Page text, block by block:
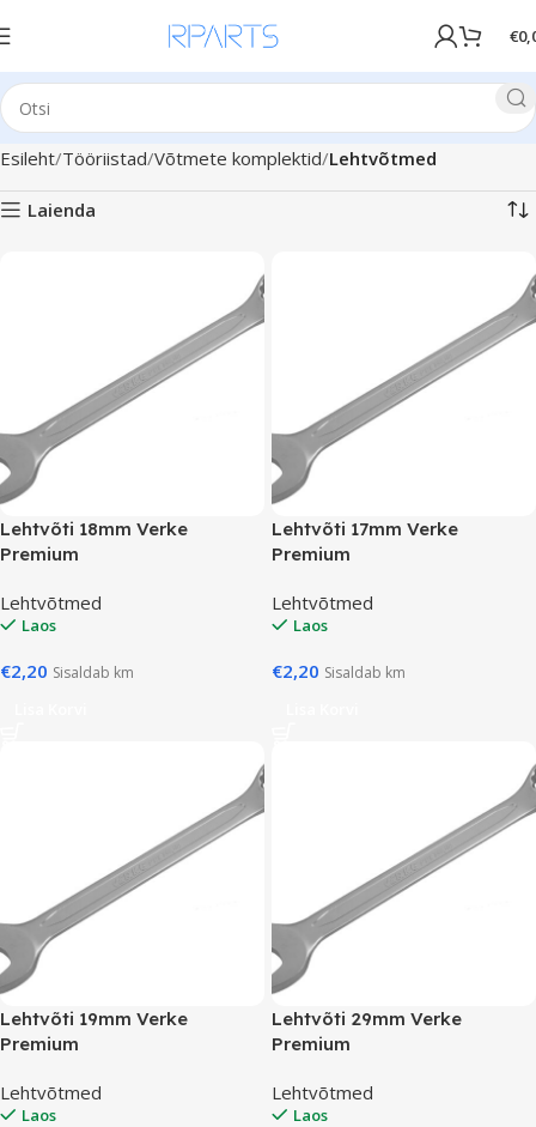
€
Esileht Tööriistad Võtmete komplektid Lehtvõtmed
Laienda
Lehtvõti 18mm Verke
Premium
Lehtvõtmed
Laos
€2,20 Sisaldab km
Lehtvõti 17mm Verke
Premium
Lehtvõtmed
Laos
€2,20 Sisaldab km
Lehtvõti 19mm Verke
Premium
Lehtvõtmed
Laos
Lehtvõti 29mm Verke
Premium
Lehtvõtmed
Laos